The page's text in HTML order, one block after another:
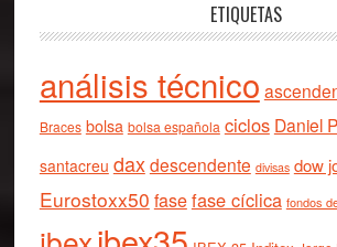
ETIQUETAS
análisis técnico
Braces bolsa bolsa española ciclos Daniel
santacreu daxdescendente divisas dow
Eurostoxx50 fasefase cíclica fondos